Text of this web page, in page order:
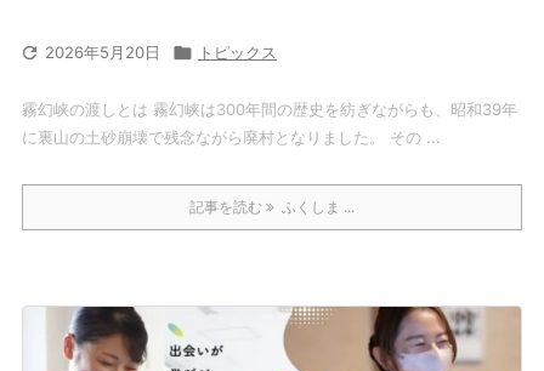
 2026年5月20日  トピックス
霧幻峡の渡しとは 霧幻峡は300年間の歴史を紡ぎながらも、昭和39年
に裏山の土砂崩壊で残念ながら廃村となりました。 その ...
記事を読む ふくしま ...